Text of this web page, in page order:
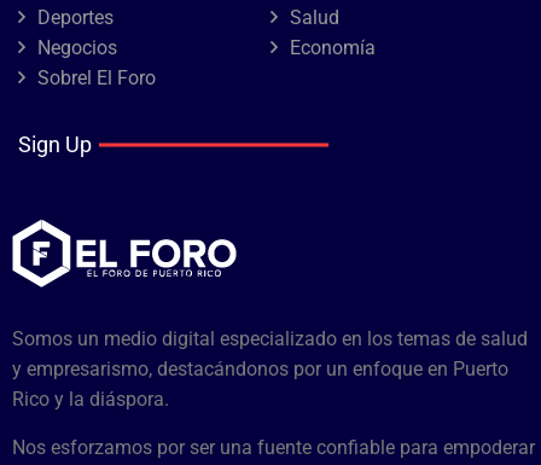
Deportes
Salud
Negocios
Economía
Sobrel El Foro
Sign Up
Somos un medio digital especializado en los temas de salud
y empresarismo, destacándonos por un enfoque en Puerto
Rico y la diáspora.
Nos esforzamos por ser una fuente confiable para empoderar